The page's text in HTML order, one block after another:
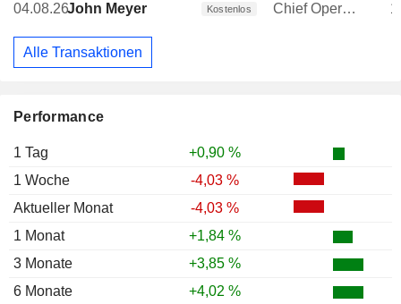
Performance
1 Tag
+0,90 %
1 Woche
-4,03 %
Aktueller Monat
-4,03 %
1 Monat
+1,84 %
3 Monate
+3,85 %
6 Monate
+4,02 %
04.08.26John Meyer Kostenlos Chief Operating Officer (COO)
Alle Transaktionen